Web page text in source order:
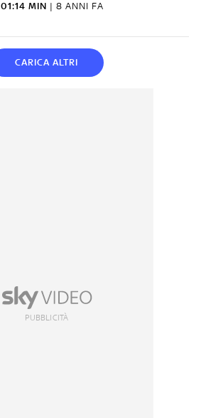
01:14 MIN | 8 ANNI FA
CARICA ALTRI
PUBBLICITÀ